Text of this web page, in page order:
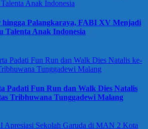
hingga Palangkaraya, FABI XV Menjadi
Talenta Anak Indonesia
Padati Fun Run dan Walk Dies Natalis
Tribhuwana Tunggadewi Malang